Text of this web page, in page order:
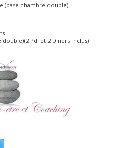
(base chambre double)
:
Pdj et 2 Diners inclus)